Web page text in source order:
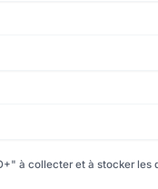
à collecter et à stocker